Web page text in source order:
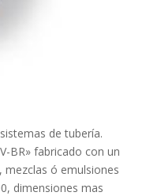
de tubería.
BR» fabricado con un
mezclas ó emulsiones
dimensiones mas